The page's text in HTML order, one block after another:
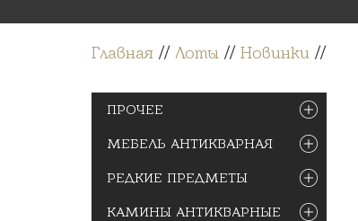
Главная // Лоты // Новинки //
ПРОЧЕЕ
МЕБЕЛЬ АНТИКВАРНАЯ
РЕДКИЕ ПРЕДМЕТЫ
КАМИНЫ АНТИКВАРНЫЕ